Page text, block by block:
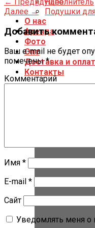
Подушки
О нас
Аренда
Фото
Опт
Доставка и
Контакты
Далее →
Добавить
Ваш e-mail не будет
помечены*
Комментарий
Имя *
E-mail *
Сайт
Уведомлять меня о